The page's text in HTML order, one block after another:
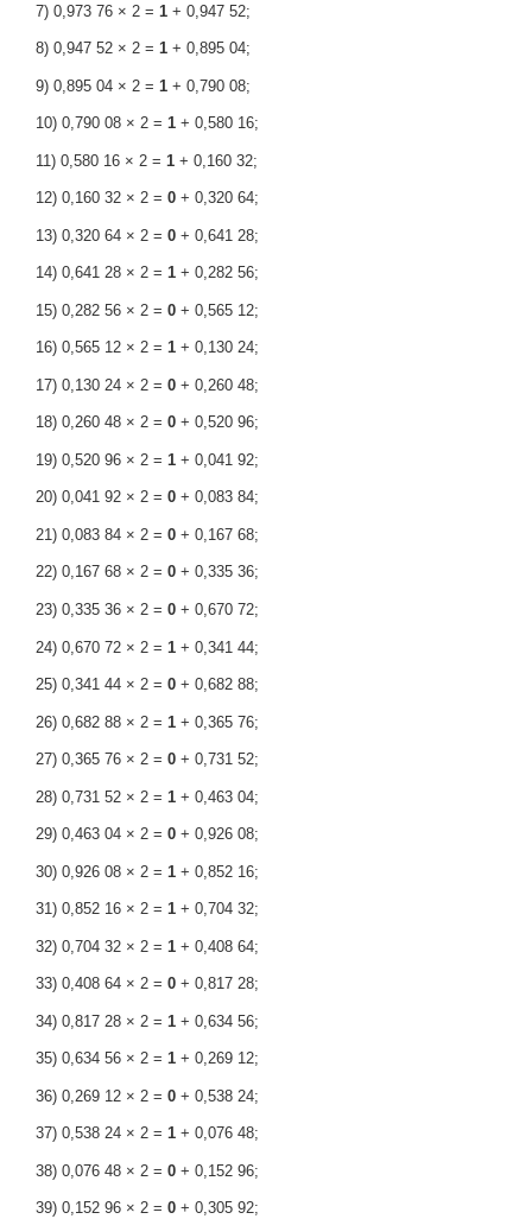
7) 0,973 76 × 2 = 1+ 0,947 52;
8) 0,947 52 × 2 = 1+ 0,895 04;
9) 0,895 04 × 2 = 1+ 0,790 08;
10) 0,790 08 × 2 = 1+ 0,580 16;
11) 0,580 16 × 2 = 1+ 0,160 32;
12) 0,160 32 × 2 = 0+ 0,320 64;
13) 0,320 64 × 2 = 0+ 0,641 28;
14) 0,641 28 × 2 = 1+ 0,282 56;
15) 0,282 56 × 2 = 0+ 0,565 12;
16) 0,565 12 × 2 = 1+ 0,130 24;
17) 0,130 24 × 2 = 0+ 0,260 48;
18) 0,260 48 × 2 = 0+ 0,520 96;
19) 0,520 96 × 2 = 1+ 0,041 92;
20) 0,041 92 × 2 = 0+ 0,083 84;
21) 0,083 84 × 2 = 0+ 0,167 68;
22) 0,167 68 × 2 = 0+ 0,335 36;
23) 0,335 36 × 2 = 0+ 0,670 72;
24) 0,670 72 × 2 = 1+ 0,341 44;
25) 0,341 44 × 2 = 0+ 0,682 88;
26) 0,682 88 × 2 = 1+ 0,365 76;
27) 0,365 76 × 2 = 0+ 0,731 52;
28) 0,731 52 × 2 = 1+ 0,463 04;
29) 0,463 04 × 2 = 0+ 0,926 08;
30) 0,926 08 × 2 = 1+ 0,852 16;
31) 0,852 16 × 2 = 1+ 0,704 32;
32) 0,704 32 × 2 = 1+ 0,408 64;
33) 0,408 64 × 2 = 0+ 0,817 28;
34) 0,817 28 × 2 = 1+ 0,634 56;
35) 0,634 56 × 2 = 1+ 0,269 12;
36) 0,269 12 × 2 = 0+ 0,538 24;
37) 0,538 24 × 2 = 1+ 0,076 48;
38) 0,076 48 × 2 = 0+ 0,152 96;
39) 0,152 96 × 2 = 0+ 0,305 92;